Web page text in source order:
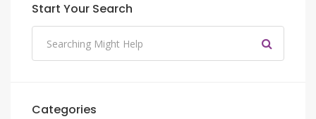
Start Your Search
Categories